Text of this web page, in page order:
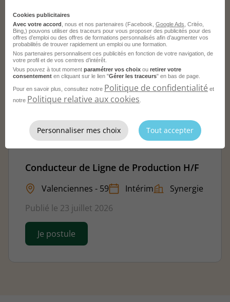
Conducteur de Machine de Production
H/F
Valenciennes - 59 Intérim
Celest
Publié le 31 juillet 2026
Je postule
Conducteur de Ligne de Production H/F
Valenciennes - 59 Intérim
Synergie
Publié le 23 juillet 2026
Je postule
Cookies publicitaires
Avec votre accord , nous et nos partenaires (Facebook, Google Ads , Critéo,
Bing,) pouvons utiliser des traceurs pour vous proposer des publicités pour des
offres d’emploi ou des offres de formations personnalisés afin d’augmenter vos
probabilités de trouver rapidement un emploi ou une formation.
Nos partenaires personnalisent ces publicités en fonction de votre navigation, de
votre profil et de vos centres d’intérêt.
Vous pouvez à tout moment paramétrer vos choix ou retirer votre
consentement en cliquant sur le lien "Gérer les traceurs" en bas de page.
Pour en savoir plus, consultez notre Politique de confidentialité et
notre Politique relative aux cookies
Personnaliser mes choix Tout accepter